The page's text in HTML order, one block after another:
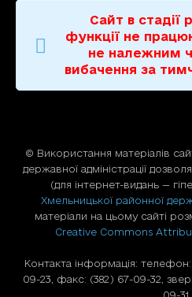
Сайт в стадії
функції не
не належним
вибачення за
© Використання матерiалiв
державної адміністрації
(для iнтернет-видань —
Хмельницької районної
матеріали на цьому сайті
Creative Commons
Контакта інформація:
09-23, факс: (382) 67-09-32,
09-31